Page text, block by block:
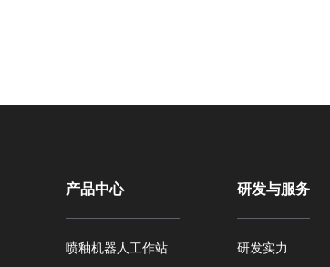
产品中心
喷釉机器人工作站
研发与服务
研发实力